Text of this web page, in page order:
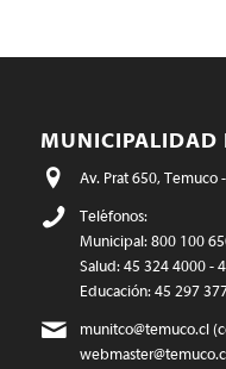
MUNICIPALIDAD
Av. Prat 650, Temuco
Teléfonos:
Municipal: 800 100
Salud: 45 324 4000 -
Educación: 45 297
munitco@temuco.cl